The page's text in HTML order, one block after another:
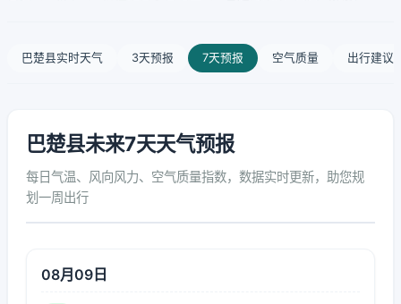
巴楚县实时天气 3天预报 7天预报 空气质量 出行建议
巴楚县未来7天天气预报
每日气温、风向风力、空气质量指数，数据实时更新，助您规
划一周出行
08月09日